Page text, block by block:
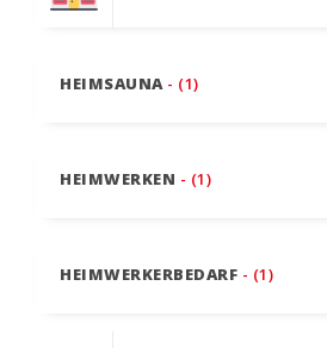
HEIMSAUNA - (1)
HEIMWERKEN - (1)
HEIMWERKERBEDARF - (1)